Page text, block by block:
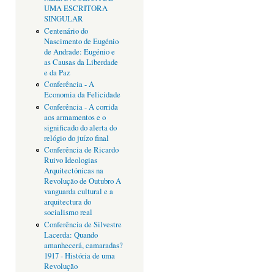
UMA ESCRITORA
SINGULAR
Centenário do
Nascimento de Eugénio
de Andrade: Eugénio e
as Causas da Liberdade
e da Paz
Conferência - A
Economia da Felicidade
Conferência - A corrida
aos armamentos e o
significado do alerta do
relógio do juízo final
Conferência de Ricardo
Ruivo Ideologias
Arquitectónicas na
Revolução de Outubro A
vanguarda cultural e a
arquitectura do
socialismo real
Conferência de Silvestre
Lacerda: Quando
amanhecerá, camaradas?
1917 - História de uma
Revolução